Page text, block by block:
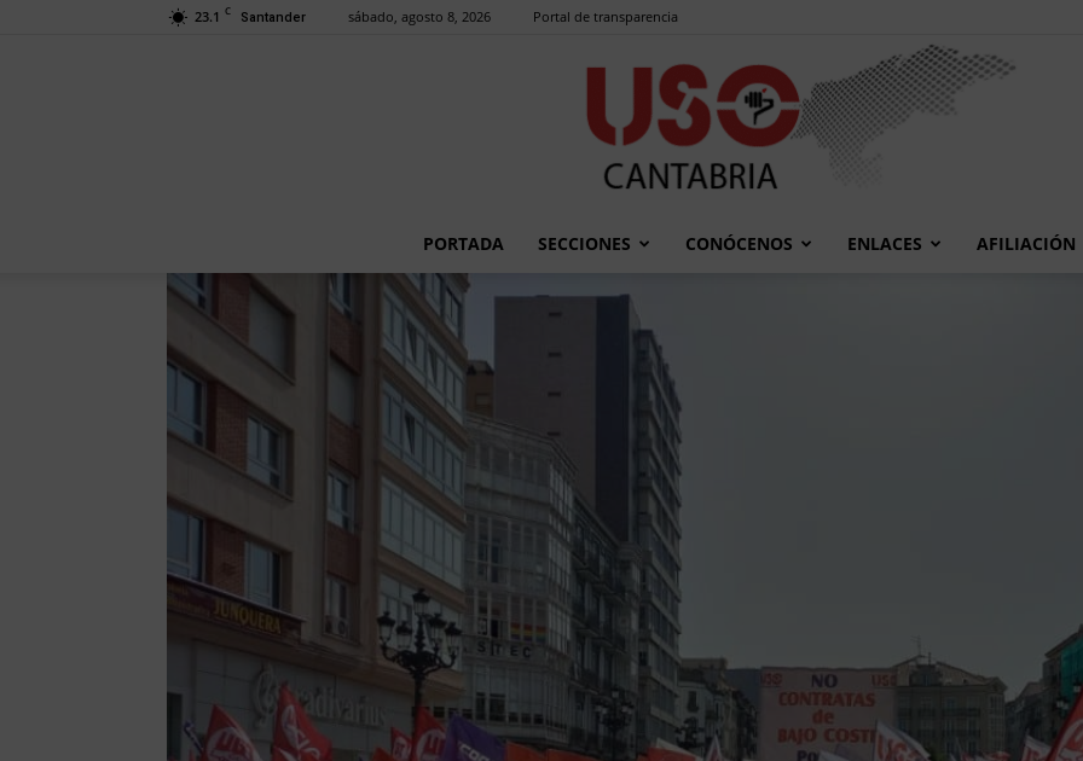
23.1 C Santander sábado, agosto 8, 2026 Portal de transparencia
PORTADA SECCIONES CONÓCENOS ENLACES AFILIACIÓN